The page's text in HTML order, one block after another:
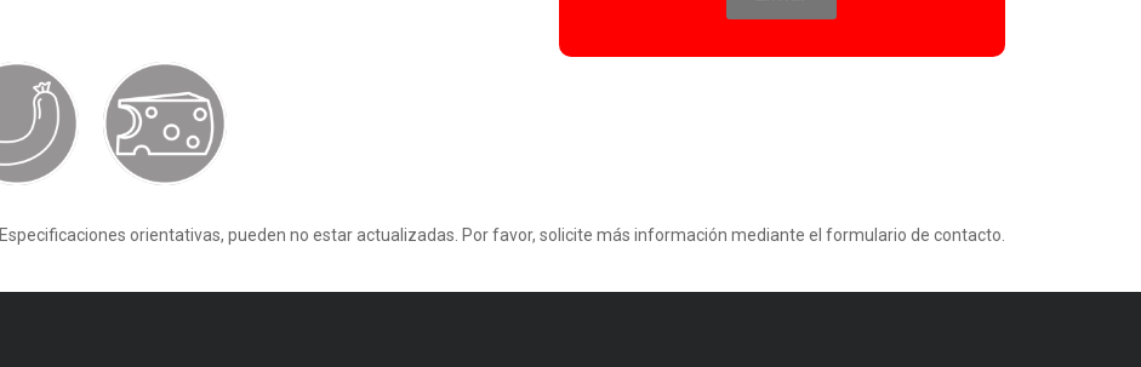
Especificaciones orientativas, pueden no estar actualizadas. Por favor, solicite más información mediante el formulario de contacto.